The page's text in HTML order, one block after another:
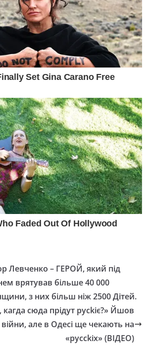
Левченко – ГЕРОЙ, який під
врятував більше 40 000
з них більш ніж 2500 Дітей.
кагда сюда прідут руckіє?» Йшов
війни, але в Одесі ще чекають на
«руcckіх» (ВІДЕО)